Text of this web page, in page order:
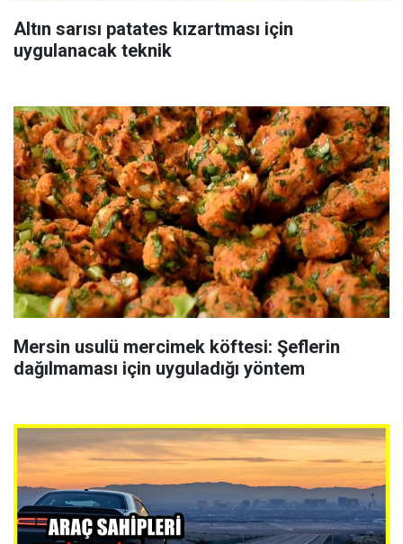
Altın sarısı patates kızartması için
uygulanacak teknik
Mersin usulü mercimek köftesi: Şeflerin
dağılmaması için uyguladığı yöntem